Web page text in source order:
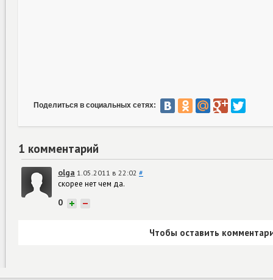
Поделиться в социальных сетях:
1 комментарий
olga 1.05.2011 в 22:02 #
скорее нет чем да.
0 + −
Чтобы оставить